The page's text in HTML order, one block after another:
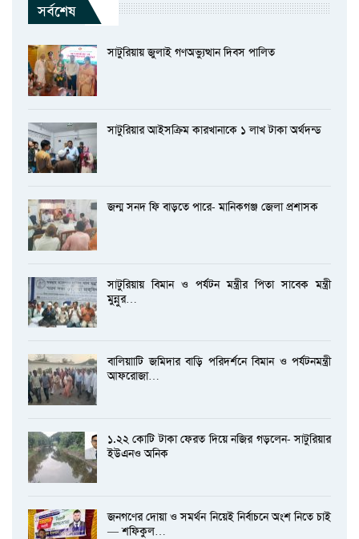
সর্বশেষ
সাটুরিয়ায় জুলাই গণঅভ্যুত্থান দিবস পালিত
সাটুরিয়ার আইসক্রিম কারখানাকে ১ লাখ টাকা অর্থদন্ড
জন্ম সনদ ফি বাড়তে পারে- মানিকগঞ্জ জেলা প্রশাসক
সাটুরিয়ায় বিমান ও পর্যটন মন্ত্রীর পিতা সাবেক মন্ত্রী
মুন্নুর…
বালিয়াাটি জমিদার বাড়ি পরিদর্শনে বিমান ও পর্যটনমন্ত্রী
আফরোজা…
১.২২ কোটি টাকা ফেরত দিয়ে নজির গড়লেন- সাটুরিয়ার
ইউএনও অনিক
জনগণের দোয়া ও সমর্থন নিয়েই নির্বাচনে অংশ নিতে চাই
— শফিকুল…